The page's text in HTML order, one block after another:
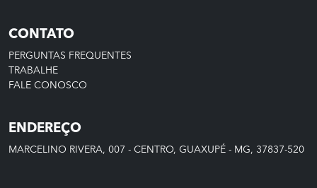
CONTATO
PERGUNTAS FREQUENTES
TRABALHE
FALE CONOSCO
ENDEREÇO
MARCELINO RIVERA, 007 - CENTRO, GUAXUPÉ - MG, 37837-520